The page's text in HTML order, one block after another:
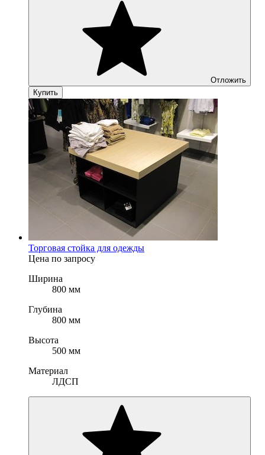
Отложить
Купить
Торговая стойка для одежды
Цена по запросу
Ширина
800 мм
Глубина
800 мм
Высота
500 мм
Материал
ЛДСП